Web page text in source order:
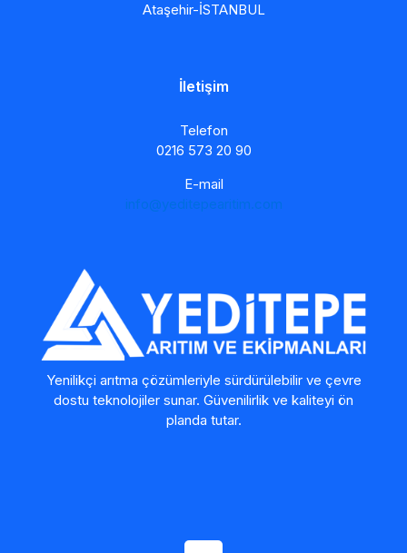
Ataşehir-İSTANBUL
İletişim
Telefon
0216 573 20 90
E-mail
info@yeditepearitim.com
Yenilikçi arıtma çözümleriyle sürdürülebilir ve çevre
dostu teknolojiler sunar. Güvenilirlik ve kaliteyi ön
planda tutar.